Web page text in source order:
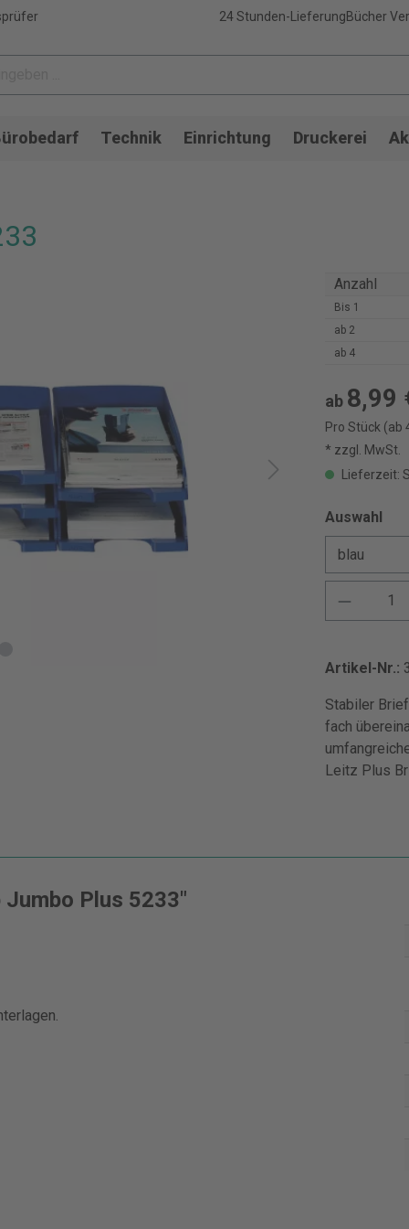
24 Stunden-LieferungBücher
Technik Einrichtung Druckerei
Anzahl
Bis 1
ab 2
ab 4
ab 8,99
Pro Stück (ab
* zzgl. MwSt.
Lieferzeit:
Auswahl
Artikel-Nr.:
Stabiler
fach
Leitz Plus
Plus 5233"